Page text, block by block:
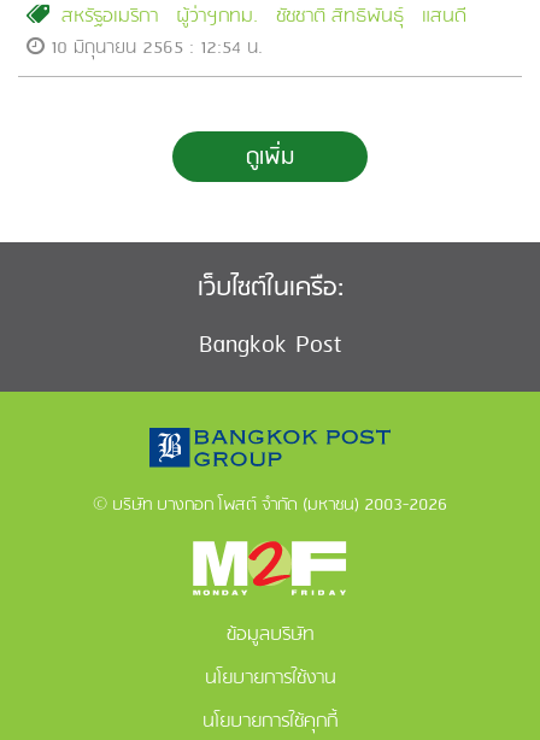
สหรัฐอเมริกา ผู้ว่าฯกทม. ชัชชาติ สิทธิพันธุ์ แสนดี
10 มิถุนายน 2565 : 12:54 น.
ดูเพิ่ม
เว็บไซต์ในเครือ:
Bangkok Post
© บริษัท บางกอก โพสต์ จำกัด (มหาชน) 2003-2026
ข้อมูลบริษัท
นโยบายการใช้งาน
นโยบายการใช้คุกกี้